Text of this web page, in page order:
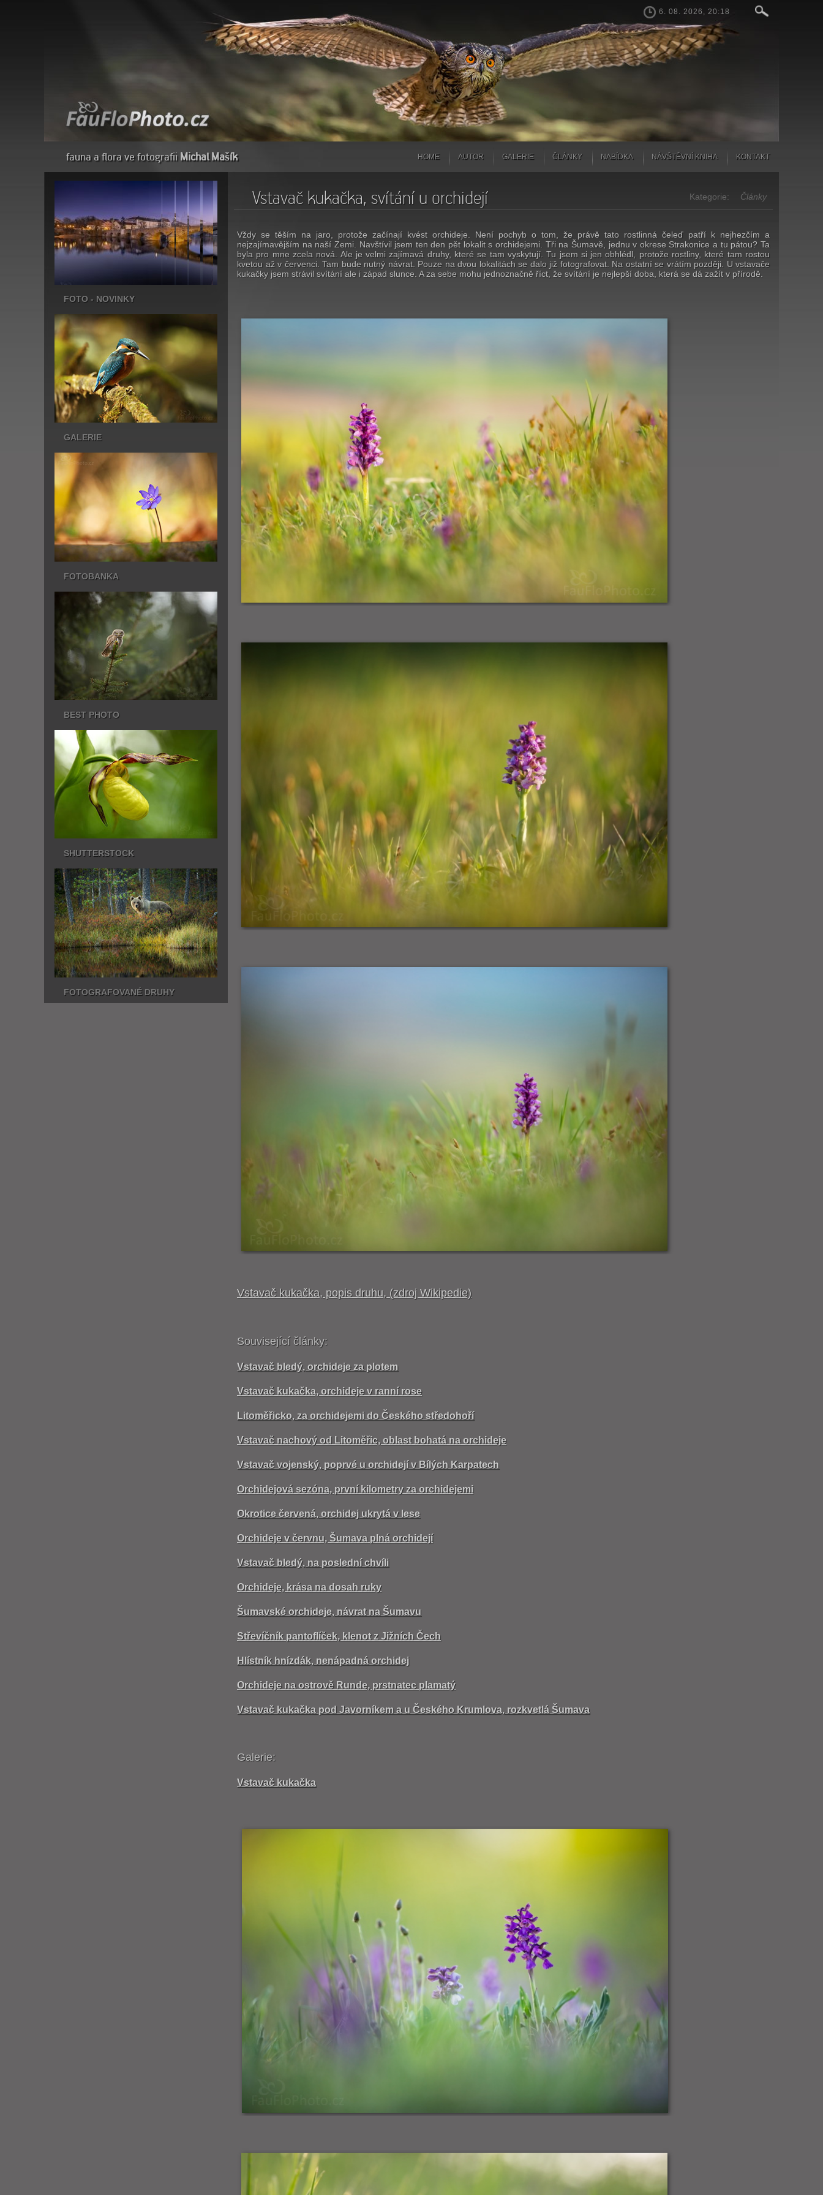
6. 08. 2026, 20:18
fauna a flora ve fotografiiMichal Mašík HOME AUTOR GALERIE ČLÁNKY NABÍDKA NÁVŠTĚVNÍ KNIHA KONTAKT
FOTO - NOVINKY
GALERIE
FOTOBANKA
BEST PHOTO
SHUTTERSTOCK
FOTOGRAFOVANÉ DRUHY
Kategorie: Články
Vstavač kukačka, svítání u orchidejí
Vždy se těším na jaro, protože začínají kvést orchideje. Není pochyb o tom, že právě tato rostlinná čeleď patří k nejhezčím a
nejzajímavějším na naší Zemi. Navštívil jsem ten den pět lokalit s orchidejemi. Tři na Šumavě, jednu v okrese Strakonice a tu pátou? Ta
byla pro mne zcela nová. Ale je velmi zajímavá druhy, které se tam vyskytují. Tu jsem si jen obhlédl, protože rostliny, které tam rostou
kvetou až v červenci. Tam bude nutný návrat. Pouze na dvou lokalitách se dalo již fotografovat. Na ostatní se vrátím později. U vstavače
kukačky jsem strávil svítání ale i západ slunce. A za sebe mohu jednoznačně říct, že svítání je nejlepší doba, která se dá zažít v přírodě.
Vstavač kukačka, popis druhu, (zdroj Wikipedie)
Související články:
Vstavač bledý, orchideje za plotem
Vstavač kukačka, orchideje v ranní rose
Litoměřicko, za orchidejemi do Českého středohoří
Vstavač nachový od Litoměřic, oblast bohatá na orchideje
Vstavač vojenský, poprvé u orchidejí v Bílých Karpatech
Orchidejová sezóna, první kilometry za orchidejemi
Okrotice červená, orchidej ukrytá v lese
Orchideje v červnu, Šumava plná orchidejí
Vstavač bledý, na poslední chvíli
Orchideje, krása na dosah ruky
Šumavské orchideje, návrat na Šumavu
Střevíčník pantoflíček, klenot z Jižních Čech
Hlístník hnízdák, nenápadná orchidej
Orchideje na ostrově Runde, prstnatec plamatý
Vstavač kukačka pod Javorníkem a u Českého Krumlova, rozkvetlá Šumava
Galerie:
Vstavač kukačka